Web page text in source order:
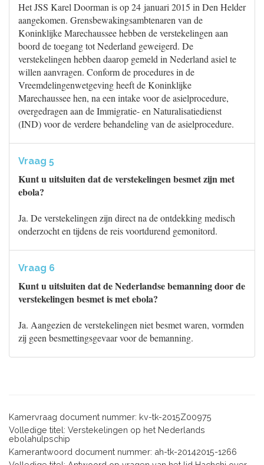
Het JSS Karel Doorman is op 24 januari 2015 in Den Helder
aangekomen. Grensbewakingsambtenaren van de
Koninklijke Marechaussee hebben de verstekelingen aan
boord de toegang tot Nederland geweigerd. De
verstekelingen hebben daarop gemeld in Nederland asiel te
willen aanvragen. Conform de procedures in de
Vreemdelingenwetgeving heeft de Koninklijke
Marechaussee hen, na een intake voor de asielprocedure,
overgedragen aan de Immigratie- en Naturalisatiedienst
(IND) voor de verdere behandeling van de asielprocedure.
Vraag 5
Kunt u uitsluiten dat de verstekelingen besmet zijn met
ebola?
Ja. De verstekelingen zijn direct na de ontdekking medisch
onderzocht en tijdens de reis voortdurend gemonitord.
Vraag 6
Kunt u uitsluiten dat de Nederlandse bemanning door de
verstekelingen besmet is met ebola?
Ja. Aangezien de verstekelingen niet besmet waren, vormden
zij geen besmettingsgevaar voor de bemanning.
Kamervraag document nummer: kv-tk-2015Z00975
Volledige titel: Verstekelingen op het Nederlands
ebolahulpschip
Kamerantwoord document nummer: ah-tk-20142015-1266